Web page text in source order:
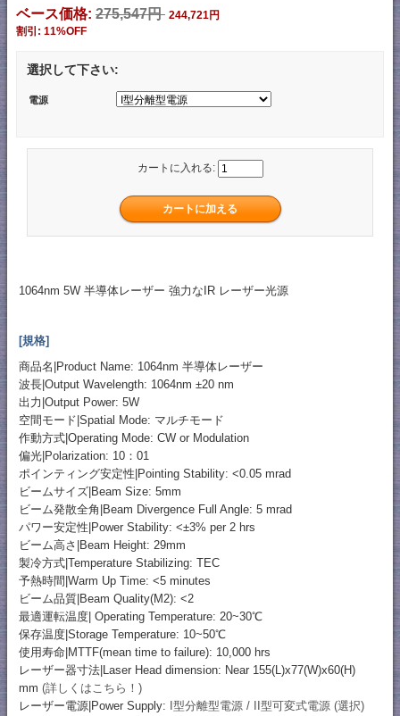
ベース価格: 275,547円 244,721円
割引: 11%OFF
選択して下さい:
電源
カートに入れる:
1064nm 5W 半導体レーザー 強力なIR レーザー光源
[規格]
商品名|Product Name: 1064nm 半導体レーザー
波長|Output Wavelength: 1064nm ±20 nm
出力|Output Power: 5W
空間モード|Spatial Mode: マルチモード
作動方式|Operating Mode: CW or Modulation
偏光|Polarization: 10：01
ポインティング安定性|Pointing Stability: <0.05 mrad
ビームサイズ|Beam Size: 5mm
ビーム発散全角|Beam Divergence Full Angle: 5 mrad
パワー安定性|Power Stability: <±3% per 2 hrs
ビーム高さ|Beam Height: 29mm
製冷方式|Temperature Stabilizing: TEC
予熱時間|Warm Up Time: <5 minutes
ビーム品質|Beam Quality(M2): <2
最適運転温度| Operating Temperature: 20~30℃
保存温度|Storage Temperature: 10~50℃
使用寿命|MTTF(mean time to failure): 10,000 hrs
レーザー器寸法|Laser Head dimension: Near 155(L)x77(W)x60(H)
mm (詳しくはこちら！)
レーザー電源|Power Supply: I型分離型電源 / II型可変式電源 (選択)